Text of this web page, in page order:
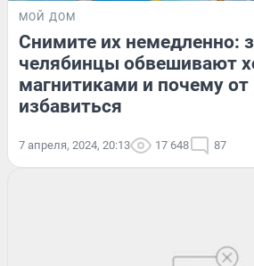
МОЙ ДОМ
Снимите их немедленно:
челябинцы обвешивают
магнитиками и почему
избавиться
7 апреля, 2024, 20:13 17 648 87